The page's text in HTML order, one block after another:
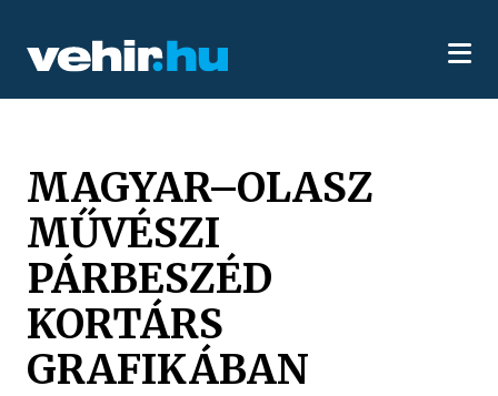
MAGYAR–OLASZ
MŰVÉSZI
PÁRBESZÉD
KORTÁRS
GRAFIKÁBAN